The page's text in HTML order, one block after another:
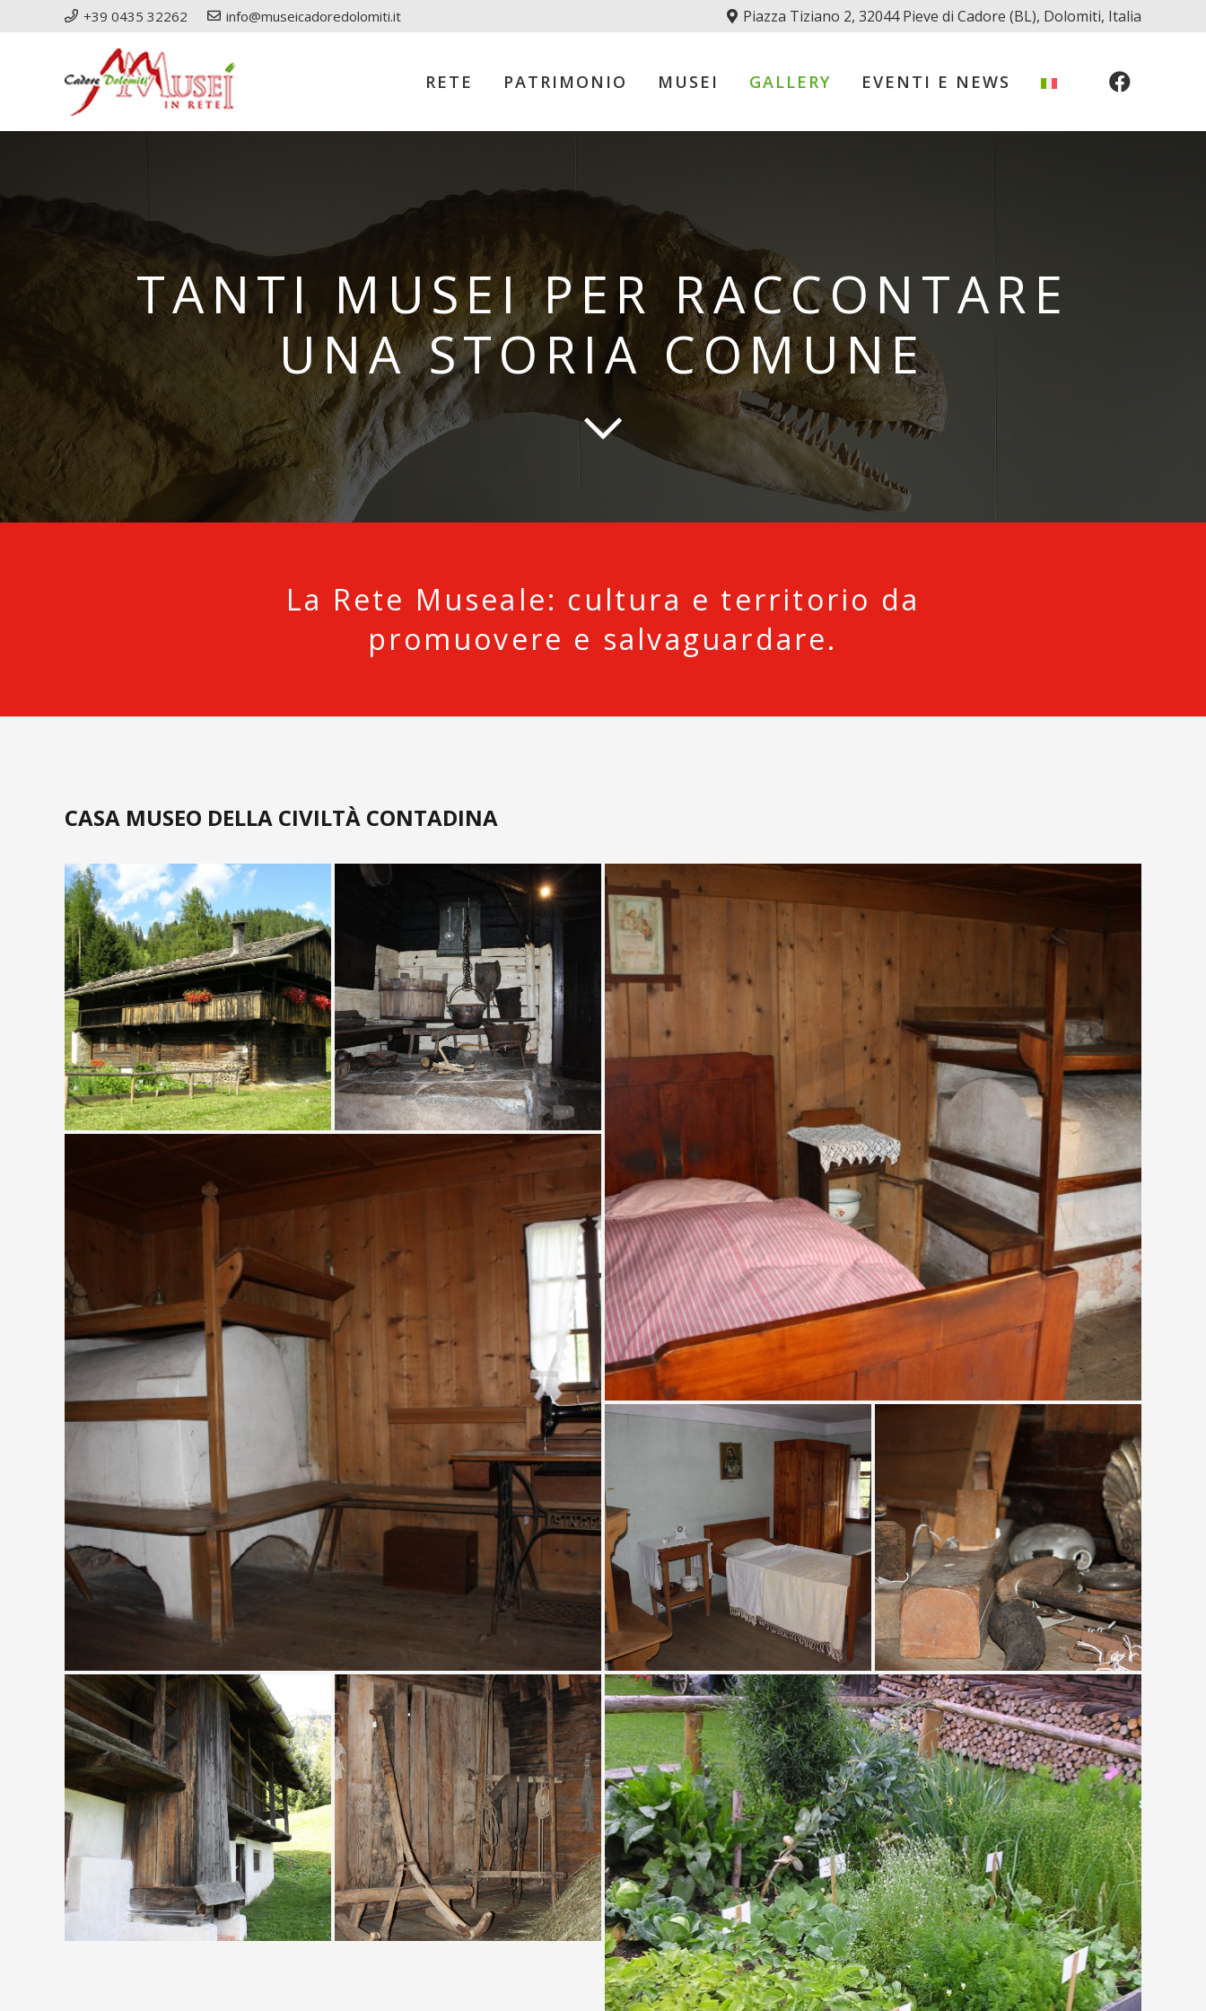
+39 0435 32262 info@museicadoredolomiti.it Piazza Tiziano 2, 32044 Pieve di Cadore (BL), Dolomiti, Italia
RETE PATRIMONIO MUSEI GALLERY EVENTI E NEWS
TANTI MUSEI PER RACCONTARE
UNA STORIA COMUNE
La Rete Museale: cultura e territorio da
promuovere e salvaguardare.
CASA MUSEO DELLA CIVILTÀ CONTADINA